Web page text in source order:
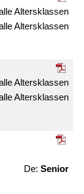
Alters­klassen
Alters­­klassen
Alters­klassen
Alters­klassen
Senior